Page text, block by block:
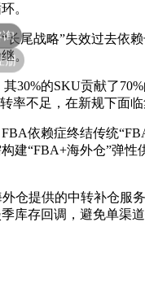
。
长尾战略”失效过去依
。
其30%的SKU贡献了
率不足，在新规下面临
依赖症终结传统
建“FBA+海外仓”弹性
仓提供的中转补仓服
库存回调，避免单渠道
询
册